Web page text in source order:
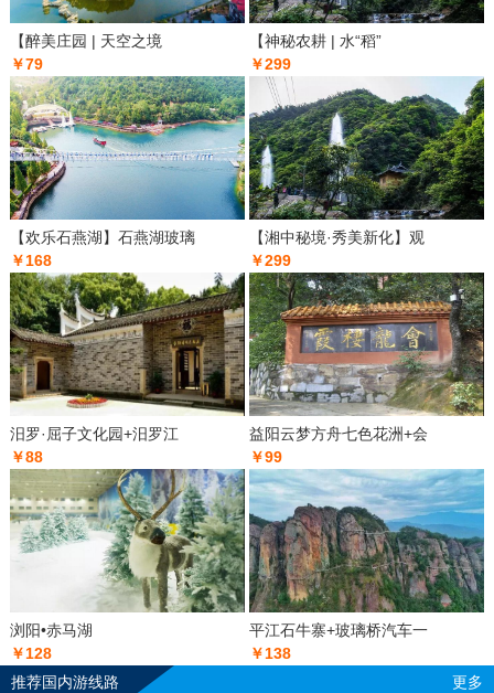
【醉美庄园 | 天空之境
￥79
【神秘农耕 | 水“稻”
￥299
【欢乐石燕湖】石燕湖玻璃
￥168
【湘中秘境·秀美新化】观
￥299
汨罗·屈子文化园+汨罗江
￥88
益阳云梦方舟七色花洲+会
￥99
浏阳•赤马湖
￥128
平江石牛寨+玻璃桥汽车一
￥138
推荐国内游线路
更多